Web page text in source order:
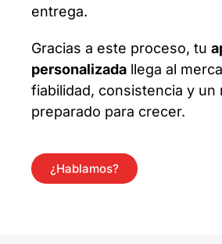
entrega.
Gracias a este proceso, tu
personalizada llega al
fiabilidad, consistencia y un
preparado para crecer.
¿Hablamos?